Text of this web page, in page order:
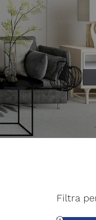
Filtra